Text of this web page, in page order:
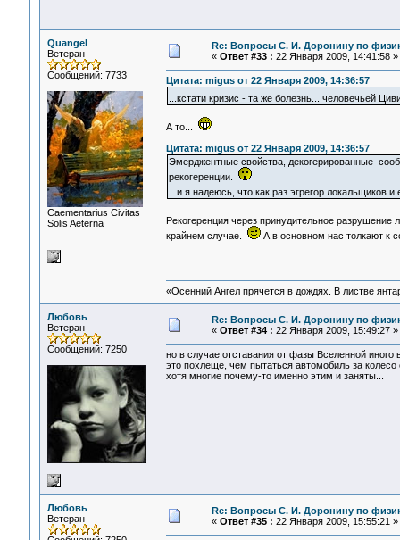
Quangel
Ветеран
Сообщений: 7733
Сaementarius Civitas
Solis Aeterna
Re: Вопросы С. И. Доронину по
« Ответ #33 : 22 Января 2009, 14:41:58 »
Цитата: migus от 22 Января 2009, 14:36:57
...кстати кризис - та же болезнь... человечьей
А то...
Цитата: migus от 22 Января 2009, 14:36:57
Эмерджентные свойства, декогерированные
рекогеренции.
...и я надеюсь, что как раз эгрегор
Рекогеренция через принудительное
крайнем случае.
А в основном нас толкают к
«Осенний Ангел прячется в дождях. В листве
Любовь
Ветеран
Сообщений: 7250
Re: Вопросы С. И. Доронину по
« Ответ #34 : 22 Января 2009, 15:49:27 »
но в случае отставания от фазы Вселенной иного
это похлеще, чем пытаться автомобиль за колесо
хотя многие почему-то именно этим и заняты...
Любовь
Ветеран
Re: Вопросы С. И. Доронину по
« Ответ #35 : 22 Января 2009, 15:55:21 »